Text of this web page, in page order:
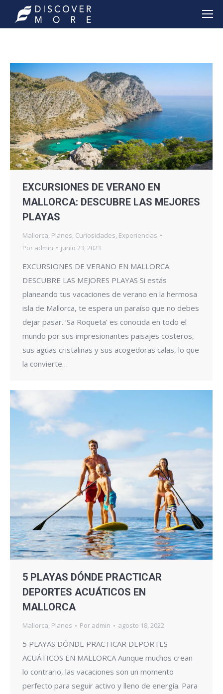
EXCURSIONES DE VERANO EN
MALLORCA: DESCUBRE LAS MEJORES
PLAYAS
Mallorca Planes Curiosidades Experiencias
Por admin junio 23, 2023
EXCURSIONES DE VERANO EN MALLORCA:
DESCUBRE LAS MEJORES PLAYAS Si estás
planeando tus vacaciones de verano en la hermosa
isla de Mallorca, te espera un paraíso que no debes
dejar pasar. ‘Sa Roqueta’ es conocida en todo el
mundo por sus impresionantes paisajes costeros,
sus aguas cristalinas y sus acogedoras calas, lo que
la convierte…
5 PLAYAS DÓNDE PRACTICAR
DEPORTES ACUÁTICOS EN
MALLORCA
Mallorca, Planes Por admin agosto 18, 2022
5 PLAYAS DÓNDE PRACTICAR DEPORTES
ACUÁTICOS EN MALLORCA Aunque muchos crean
lo contrario, las vacaciones son un momento
perfecto para seguir activo y lleno de energía. Para